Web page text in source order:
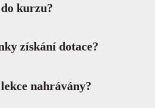
kurzu?
získání dotace?
nahrávány?